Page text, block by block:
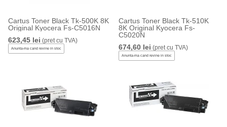
Cartus Toner Black Tk-500K 8K
Original Kyocera Fs-C5016N
623,45 lei (pret cu TVA)
Anunta-ma cand revine in stoc
Cartus Toner Black Tk-510K
8K Original Kyocera Fs-
C5020N
674,60 lei (pret cu TVA)
Anunta-ma cand revine in stoc